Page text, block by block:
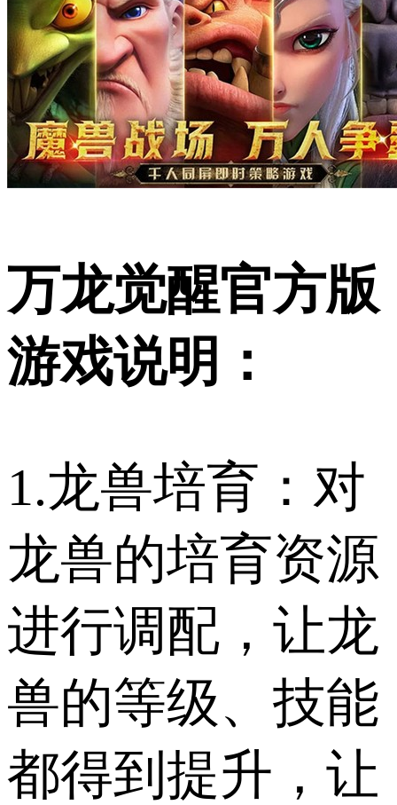
万龙觉醒官方版
游戏说明：
1.龙兽培育：对
龙兽的培育资源
进行调配，让龙
兽的等级、技能
都得到提升，让